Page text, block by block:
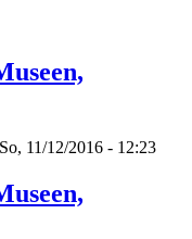
11/12/2016 - 12:23